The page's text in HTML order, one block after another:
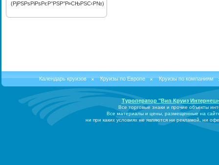
(РјРЅРѕРіРѕРєР°РЅР°Р»СЊРЅС‹Р№)
Календарь круизов Круизы по Европе Круизы по компаниям
Туроператор "Вип Круиз
Все торговые знаки и прочие объекты
Все материалы и цены, размещенные на
ни при каких условиях не являются ни рекламой, ни